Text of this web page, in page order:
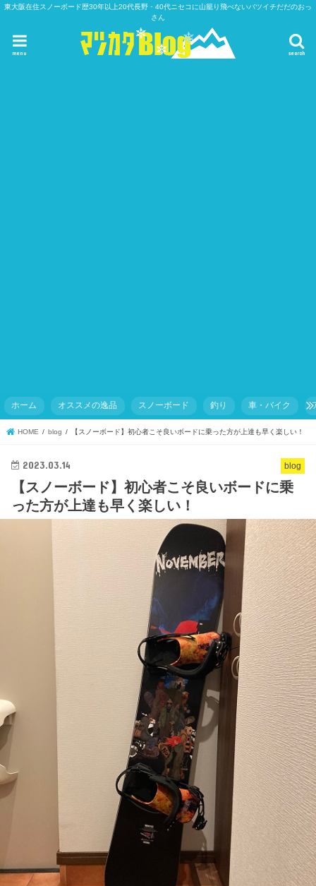
東大阪在住スノーボード歴30年以上20代長野・40代ニセコに山籠り飛べないバツイチだだのおっ
さん
search
menu
ホーム オススメの逸品 スノーボード 釣り 車・バイク
HOME blog 【スノーボード】初心者こそ良いボードに乗った方が上達も早く楽しい！
blog
2023.03.14
【スノーボード】初心者こそ良いボードに乗
った方が上達も早く楽しい！